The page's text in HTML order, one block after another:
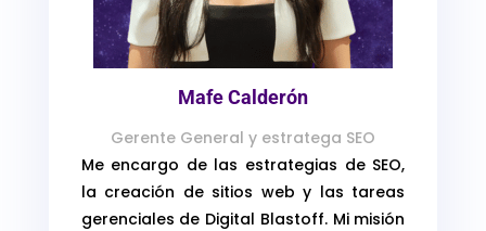
Mafe Calderón
Gerente General y estratega SEO
Me encargo de las estrategias de SEO,
la creación de sitios web y las tareas
gerenciales de Digital Blastoff. Mi misión